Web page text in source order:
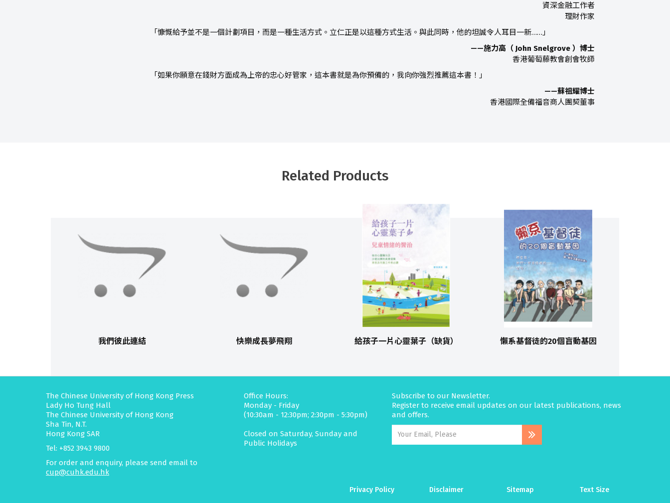
資深金融工作者
理財作家
「慷慨給予並不是一個計劃項目，而是一種生活方式。立仁正是以這種方式生活。與此同時，他的坦誠令人耳目一新……」
——施力高（ John Snelgrove ）博士
香港葡萄藤教會創會牧師
「如果你願意在錢財方面成為上帝的忠心好管家，這本書就是為你預備的，我向你強烈推薦這本書！」
——蘇祖耀博士
香港國際全備福音商人團契董事
Related Products
我們彼此連結 快樂成長夢飛翔 給孩子一片心靈葉子（缺貨） 懶系基督徒的20個盲動基因
The Chinese University of Hong Kong Press
Lady Ho Tung Hall
The Chinese University of Hong Kong
Sha Tin, N.T.
Hong Kong SAR
Tel: +852 3943 9800
For order and enquiry, please send email to
cup@cuhk.edu.hk
Office Hours:
Monday - Friday
(10:30am - 12:30pm; 2:30pm - 5:30pm)
Closed on Saturday, Sunday and
Public Holidays
Subscribe to our Newsletter.
Register to receive email updates on our latest publications, news
and offers.
Privacy Policy Disclaimer Sitemap Text Size